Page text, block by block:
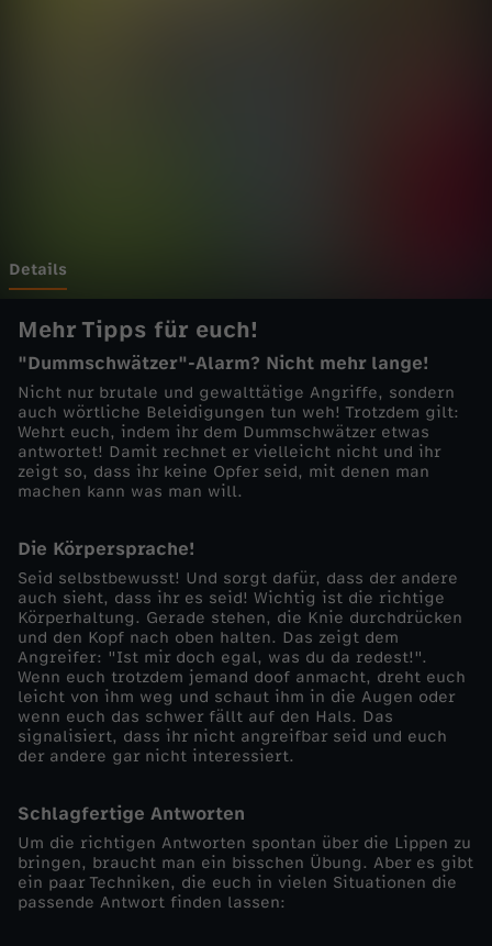
e
r
t
i
g
k
e
i
t
Details
Mehr Tipps für euch!
"Dummschwätzer"-Alarm? Nicht mehr lange!
Nicht nur brutale und gewalttätige Angriffe, sondern
auch wörtliche Beleidigungen tun weh! Trotzdem gilt:
Wehrt euch, indem ihr dem Dummschwätzer etwas
antwortet! Damit rechnet er vielleicht nicht und ihr
zeigt so, dass ihr keine Opfer seid, mit denen man
machen kann was man will.
Die Körpersprache!
Seid selbstbewusst! Und sorgt dafür, dass der andere
auch sieht, dass ihr es seid! Wichtig ist die richtige
Körperhaltung. Gerade stehen, die Knie durchdrücken
und den Kopf nach oben halten. Das zeigt dem
Angreifer: "Ist mir doch egal, was du da redest!".
Wenn euch trotzdem jemand doof anmacht, dreht euch
leicht von ihm weg und schaut ihm in die Augen oder
wenn euch das schwer fällt auf den Hals. Das
signalisiert, dass ihr nicht angreifbar seid und euch
der andere gar nicht interessiert.
Schlagfertige Antworten
Um die richtigen Antworten spontan über die Lippen zu
bringen, braucht man ein bisschen Übung. Aber es gibt
ein paar Techniken, die euch in vielen Situationen die
passende Antwort finden lassen: